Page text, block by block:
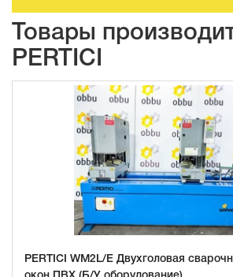
Товары
PERTICI
PERTICI WM2L/E Двухголовая